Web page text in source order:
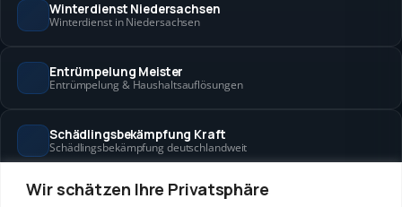
Wir schätzen Ihre Privatsphäre
Winterdienst Niedersachsen
Winterdienst in Niedersachsen
Entrümpelung Meister
Entrümpelung & Haushaltsauflösungen
Schädlingsbekämpfung Kraft
Schädlingsbekämpfung deutschlandweit
Hanse Objektservice